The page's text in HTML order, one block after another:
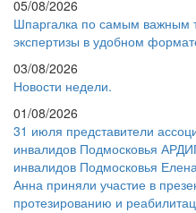
05/08/2026
Шпаргалка по самым важным
экспертизы в удобном
03/08/2026
Новости недели.
01/08/2026
31 июля представители
инвалидов Подмосковья
инвалидов Подмосковья
Анна приняли участие в
протезированию и